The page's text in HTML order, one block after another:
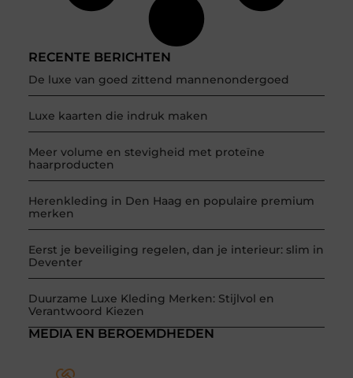
RECENTE BERICHTEN
De luxe van goed zittend mannenondergoed
Luxe kaarten die indruk maken
Meer volume en stevigheid met proteïne
haarproducten
Herenkleding in Den Haag en populaire premium
merken
Eerst je beveiliging regelen, dan je interieur: slim in
Deventer
Duurzame Luxe Kleding Merken: Stijlvol en
Verantwoord Kiezen
MEDIA EN BEROEMDHEDEN